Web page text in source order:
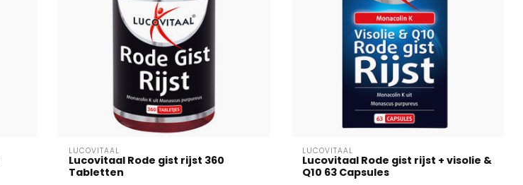
LUCOVITAAL
Lucovitaal Rode gist rijst 360
Tabletten
LUCOVITAAL
Lucovitaal Rode gist rijst + visolie &
Q10 63 Capsules